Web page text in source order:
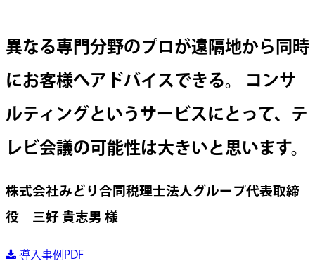
異なる専門分野のプロが遠隔地から同時
にお客様へアドバイスできる。 コンサ
ルティングというサービスにとって、テ
レビ会議の可能性は大きいと思います。
株式会社みどり合同税理士法人グループ代表取締
役 三好 貴志男 様
導入事例PDF